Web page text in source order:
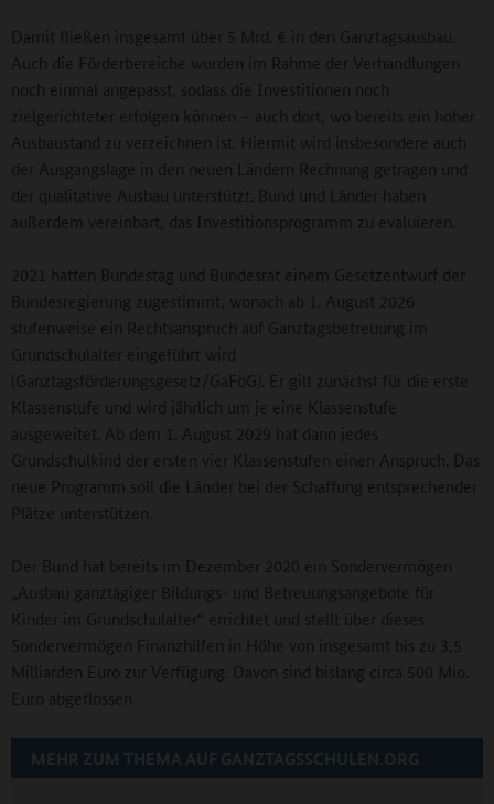
Damit fließen insgesamt über 5 Mrd. € in den Ganztagsausbau.
Auch die Förderbereiche wurden im Rahme der Verhandlungen
noch einmal angepasst, sodass die Investitionen noch
zielgerichteter erfolgen können – auch dort, wo bereits ein hoher
Ausbaustand zu verzeichnen ist. Hiermit wird insbesondere auch
der Ausgangslage in den neuen Ländern Rechnung getragen und
der qualitative Ausbau unterstützt. Bund und Länder haben
außerdem vereinbart, das Investitionsprogramm zu evaluieren.
2021 hatten Bundestag und Bundesrat einem Gesetzentwurf der
Bundesregierung zugestimmt, wonach ab 1. August 2026
stufenweise ein Rechtsanspruch auf Ganztagsbetreuung im
Grundschulalter eingeführt wird
(Ganztagsförderungsgesetz/GaFöG). Er gilt zunächst für die erste
Klassenstufe und wird jährlich um je eine Klassenstufe
ausgeweitet. Ab dem 1. August 2029 hat dann jedes
Grundschulkind der ersten vier Klassenstufen einen Anspruch. Das
neue Programm soll die Länder bei der Schaffung entsprechender
Plätze unterstützen.
Der Bund hat bereits im Dezember 2020 ein Sondervermögen
„Ausbau ganztägiger Bildungs- und Betreuungsangebote für
Kinder im Grundschulalter“ errichtet und stellt über dieses
Sondervermögen Finanzhilfen in Höhe von insgesamt bis zu 3,5
Milliarden Euro zur Verfügung. Davon sind bislang circa 500 Mio.
Euro abgeflossen
MEHR ZUM THEMA AUF GANZTAGSSCHULEN.ORG